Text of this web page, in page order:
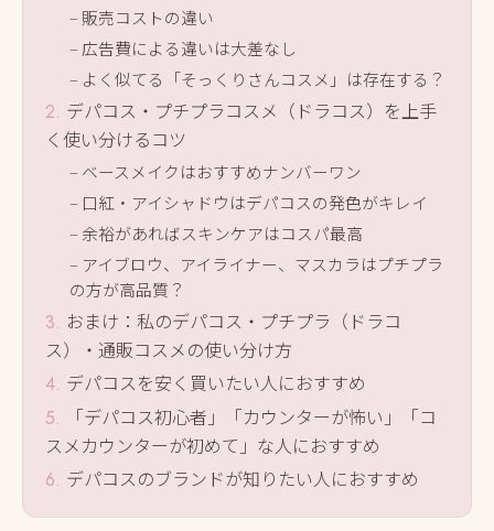
販売コストの違い
広告費による違いは大差なし
よく似てる「そっくりさんコスメ」は存在する？
デパコス・プチプラコスメ（ドラコス）を上手
く使い分けるコツ
ベースメイクはおすすめナンバーワン
口紅・アイシャドウはデパコスの発色がキレイ
余裕があればスキンケアはコスパ最高
アイブロウ、アイライナー、マスカラはプチプラ
の方が高品質？
おまけ：私のデパコス・プチプラ（ドラコ
ス）・通販コスメの使い分け方
デパコスを安く買いたい人におすすめ
「デパコス初心者」「カウンターが怖い」「コ
スメカウンターが初めて」な人におすすめ
デパコスのブランドが知りたい人におすすめ